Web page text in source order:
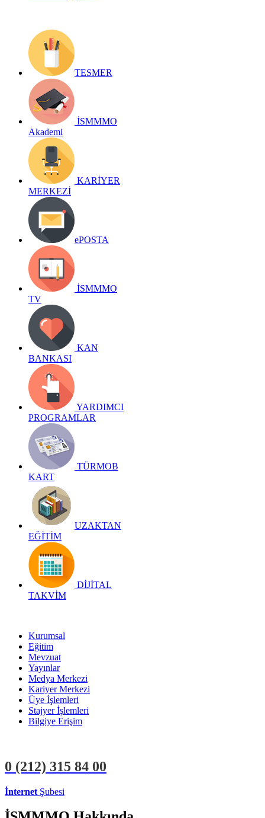
TESMER
İSMMMO
Akademi
KARİYER
MERKEZİ
ePOSTA
İSMMMO
TV
KAN
BANKASI
YARDIMCI
PROGRAMLAR
TÜRMOB
KART
UZAKTAN
EĞİTİM
DİJİTAL
TAKVİM
Kurumsal
Eğitim
Mevzuat
Yayınlar
Medya Merkezi
Kariyer Merkezi
Üye İşlemleri
Stajyer İşlemleri
Bilgiye Erişim
0 (212) 315 84 00
İnternet Şubesi